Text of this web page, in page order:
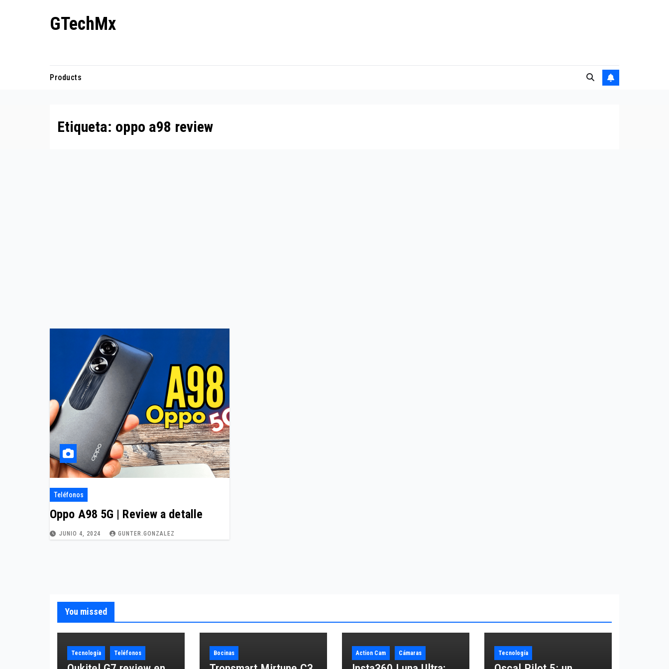
GTechMx
Products
Etiqueta: oppo a98 review
Teléfonos
Oppo A98 5G | Review a detalle
JUNIO 4, 2024 GUNTER.GONZALEZ
You missed
Tecnología Teléfonos Bocinas Action Cam Cámaras Tecnología